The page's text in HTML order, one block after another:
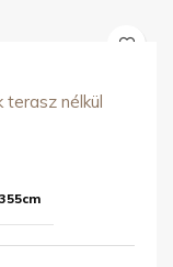
terasz nélkül